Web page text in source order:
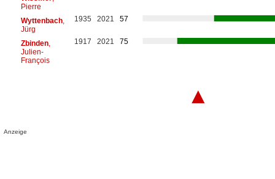
Pierre
Wyttenbach,
Jürg
1935 2021 57
Zbinden,
Julien-
François
1917 2021 75
▲
Anzeige